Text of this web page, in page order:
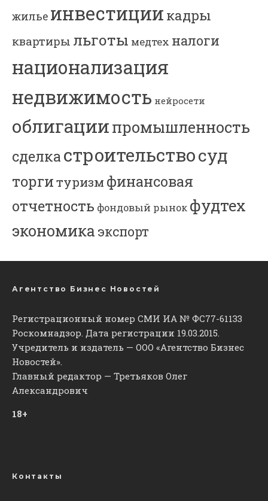
жилье инвестиции кадры
квартиры льготы медтех налоги
национализация
недвижимость нейросети
облигациипромышленность
сделкастроительствосуд
торгитуризм финансовая
отчетность фондовый рынок фудтех
экономика экспорт
Агентство Бизнес Новостей
Регистрационный номер СМИ ИА № ФС77-61133
Роскомнадзор. Дата регистрации 19.03.2015.
Учредитель и издатель — ООО «Агентство Бизнес
Новостей».
Главный редактор — Третьяков Олег
Александрович
18+
Контакты